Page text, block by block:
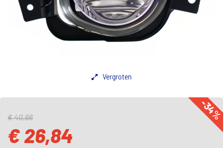
Vergroten
-
€ 40,66
€ 26,84